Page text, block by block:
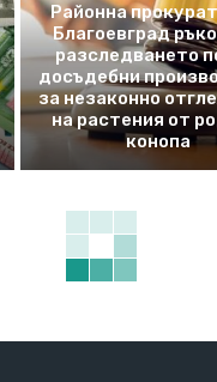
Районна
Благоевград
разследването
досъдебни
за незаконно
на растения от
конопа